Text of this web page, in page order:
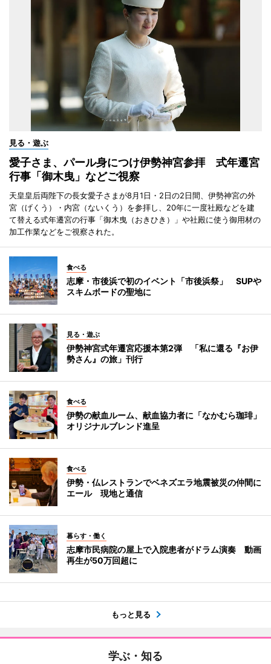
見る・遊ぶ
愛子さま、パール身につけ伊勢神宮参拝 式年遷宮
行事「御木曳」などご視察
天皇皇后両陛下の長女愛子さまが8月1日・2日の2日間、伊勢神宮の外
宮（げくう）・内宮（ないくう）を参拝し、20年に一度社殿などを建
て替える式年遷宮の行事「御木曳（おきひき）」や社殿に使う御用材の
加工作業などをご視察された。
食べる
志摩・市後浜で初のイベント「市後浜祭」 SUPや
スキムボードの聖地に
見る・遊ぶ
伊勢神宮式年遷宮応援本第2弾 「私に還る『お伊
勢さん』の旅」刊行
食べる
伊勢の献血ルーム、献血協力者に「なかむら珈琲」
オリジナルブレンド進呈
食べる
伊勢・仏レストランでベネズエラ地震被災の仲間に
エール 現地と通信
暮らす・働く
志摩市民病院の屋上で入院患者がドラム演奏 動画
再生が50万回超に
もっと見る
学ぶ・知る